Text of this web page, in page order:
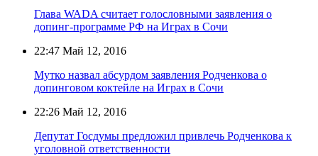
Глава WADA считает голословными заявления о
допинг-программе РФ на Играх в Сочи
22:47 Май 12, 2016
Мутко назвал абсурдом заявления Родченкова о
допинговом коктейле на Играх в Сочи
22:26 Май 12, 2016
Депутат Госдумы предложил привлечь Родченкова к
уголовной ответственности